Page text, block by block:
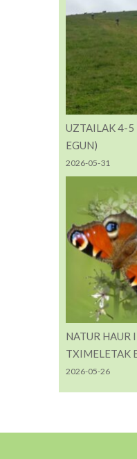
UZTAILAK 4-5
EGUN)
2026-05-31
NATUR HAUR
TXIMELETAK
2026-05-26